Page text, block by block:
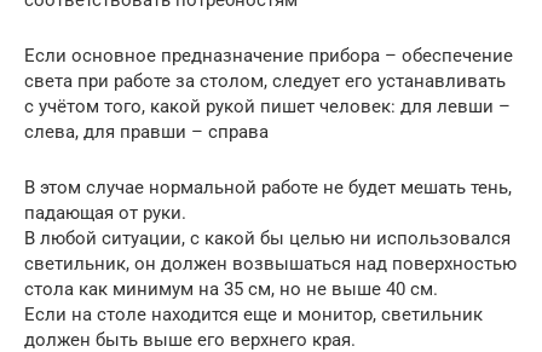
Если основное предназначение прибора – обеспечение
света при работе за столом, следует его устанавливать
с учётом того, какой рукой пишет человек: для левши –
слева, для правши – справа
В этом случае нормальной работе не будет мешать тень,
падающая от руки.
В любой ситуации, с какой бы целью ни использовался
светильник, он должен возвышаться над поверхностью
стола как минимум на 35 см, но не выше 40 см.
Если на столе находится еще и монитор, светильник
должен быть выше его верхнего края.